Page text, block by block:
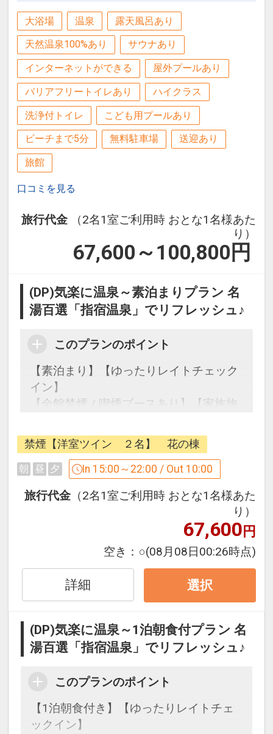
大浴場 温泉 露天風呂あり
天然温泉100%あり サウナあり
インターネットができる 屋外プールあり
バリアフリートイレあり ハイクラス
洗浄付トイレ こども用プールあり
ビーチまで5分 無料駐車場 送迎あり
旅館
口コミを見る
旅行代金
（2名1室ご利用時 おとな1名様あた
り）
67,600～100,800 円
(DP)気楽に温泉～素泊まりプラン 名
湯百選「指宿温泉」でリフレッシュ♪
このプランのポイント
【素泊まり】【ゆったりレイトチェック
イン】
【全館禁煙 / 喫煙ブースあり】【家族旅
早めにチェックインを済ませて指宿観光
やビジネスにお出かけの方、砂むし温泉
など、
観光スポットを一日中満喫し、当館への
ご到着が遅い時間になられるお客様に最
適の素泊りプランです♪
▼ゆったりレイトイン
チェックイン時間15:00～22:00（通常
▼世界でも大変珍しい指宿名物「砂むし
天候や季節に左右されず、いつでもお楽
しみ頂けます。
また、砂むし体験後はそのまま大浴場
禁煙【洋室ツイン ２名】 花の棟
朝 昼 夕 In 15:00～22:00 / Out 10:00
旅行代金 （2名1室ご利用時 おとな1名様あた
り）
67,600円
空き： ○(08月08日00:26時点)
詳細 選択
(DP)気楽に温泉～1泊朝食付プラン 名
湯百選「指宿温泉」でリフレッシュ♪
このプランのポイント
【1泊朝食付き】【ゆったりレイトチェ
ックイン】